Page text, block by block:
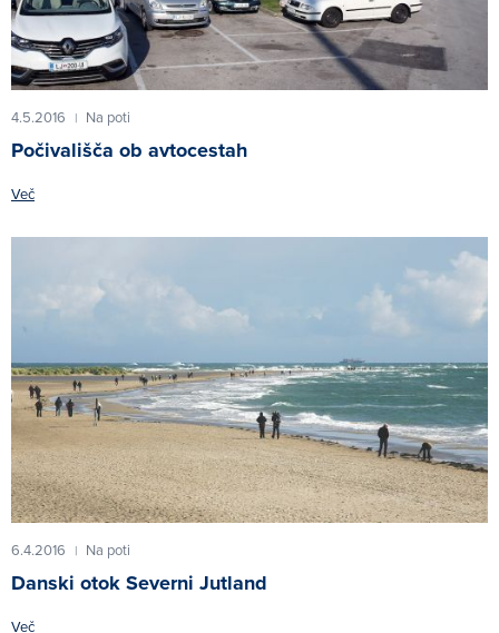
4.5.2016 | Na poti
Počivališča ob avtocestah
Več
6.4.2016 | Na poti
Danski otok Severni Jutland
Več